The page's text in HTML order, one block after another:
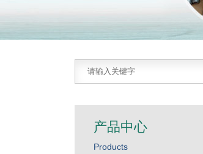
产品中心
Products